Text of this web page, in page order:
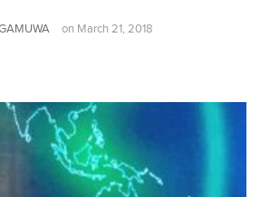
on March 21, 2018